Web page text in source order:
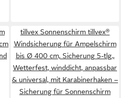
tillvex Sonnenschirm tillvex®
Windsicherung für Ampelschirm
bis Ø 400 cm, Sicherung 5-tlg.,
Wetterfest, winddicht, anpassbar
& universal, mit Karabinerhaken –
Sicherung für Sonnenschirm